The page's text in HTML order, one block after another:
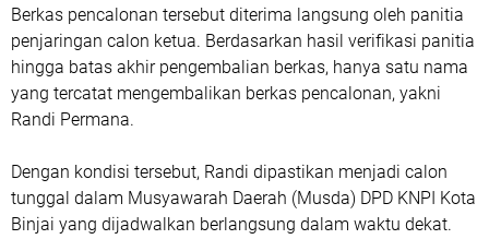
Berkas pencalonan tersebut diterima langsung oleh panitia
penjaringan calon ketua. Berdasarkan hasil verifikasi panitia
hingga batas akhir pengembalian berkas, hanya satu nama
yang tercatat mengembalikan berkas pencalonan, yakni
Randi Permana.
Dengan kondisi tersebut, Randi dipastikan menjadi calon
tunggal dalam Musyawarah Daerah (Musda) DPD KNPI Kota
Binjai yang dijadwalkan berlangsung dalam waktu dekat.